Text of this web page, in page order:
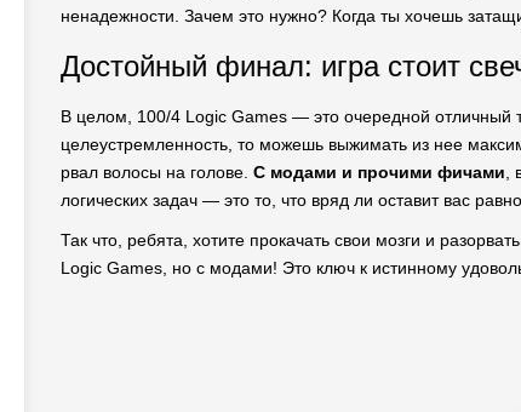
ненадежности. Зачем это нужно? Когда ты хочешь
Достойный финал: игра стоит
В целом, 100/4 Logic Games — это очередной отличный
целеустремленность, то можешь выжимать из нее
рвал волосы на голове. С модами и прочими фичами
логических задач — это то, что вряд ли оставит вас
Так что, ребята, хотите прокачать свои мозги и
Logic Games, но с модами! Это ключ к истинному